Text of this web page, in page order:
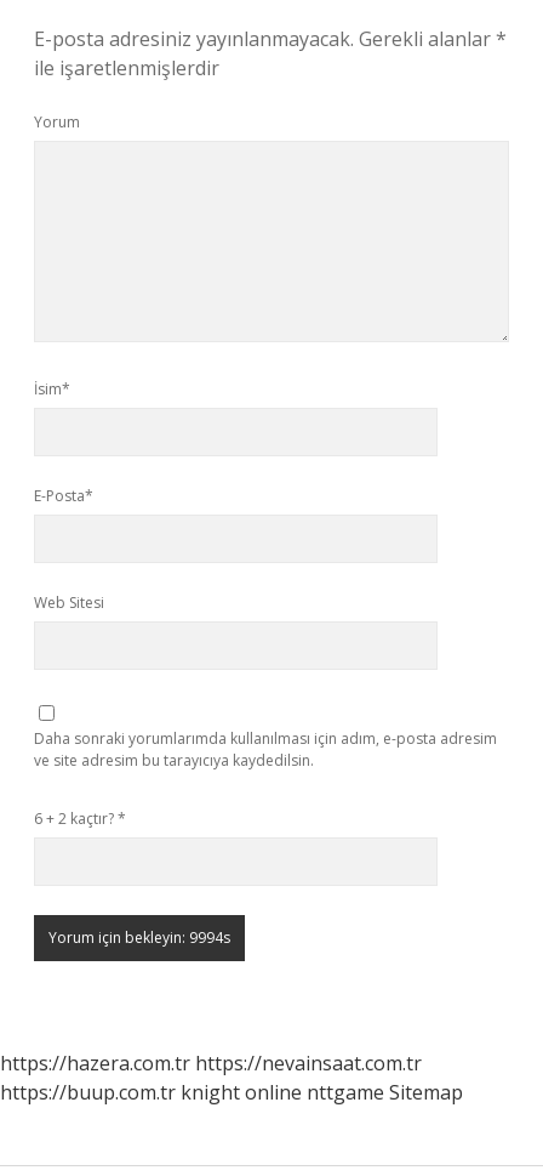
E-posta adresiniz yayınlanmayacak. Gerekli alanlar*
ile işaretlenmişlerdir
Yorum
İsim*
E-Posta*
Web Sitesi
Daha sonraki yorumlarımda kullanılması için adım, e-posta adresim
ve site adresim bu tarayıcıya kaydedilsin.
6 + 2 kaçtır?*
https://hazera.com.tr https://nevainsaat.com.tr
https://buup.com.tr knight online nttgame Sitemap